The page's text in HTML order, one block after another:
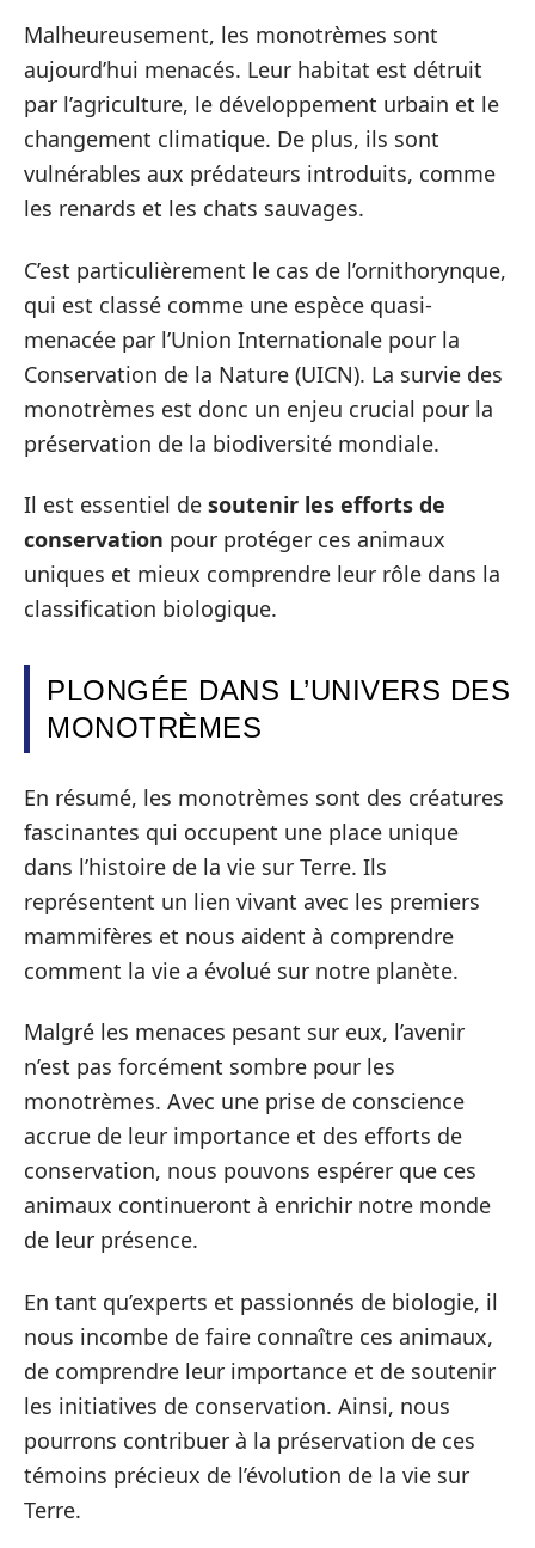
Malheureusement, les monotrèmes sont
aujourd’hui menacés. Leur habitat est détruit
par l’agriculture, le développement urbain et le
changement climatique. De plus, ils sont
vulnérables aux prédateurs introduits, comme
les renards et les chats sauvages.
C’est particulièrement le cas de l’ornithorynque,
qui est classé comme une espèce quasi-
menacée par l’Union Internationale pour la
Conservation de la Nature (UICN). La survie des
monotrèmes est donc un enjeu crucial pour la
préservation de la biodiversité mondiale.
Il est essentiel de soutenir les efforts de
conservation pour protéger ces animaux
uniques et mieux comprendre leur rôle dans la
classification biologique.
PLONGÉE DANS L’UNIVERS DES
MONOTRÈMES
En résumé, les monotrèmes sont des créatures
fascinantes qui occupent une place unique
dans l’histoire de la vie sur Terre. Ils
représentent un lien vivant avec les premiers
mammifères et nous aident à comprendre
comment la vie a évolué sur notre planète.
Malgré les menaces pesant sur eux, l’avenir
n’est pas forcément sombre pour les
monotrèmes. Avec une prise de conscience
accrue de leur importance et des efforts de
conservation, nous pouvons espérer que ces
animaux continueront à enrichir notre monde
de leur présence.
En tant qu’experts et passionnés de biologie, il
nous incombe de faire connaître ces animaux,
de comprendre leur importance et de soutenir
les initiatives de conservation. Ainsi, nous
pourrons contribuer à la préservation de ces
témoins précieux de l’évolution de la vie sur
Terre.